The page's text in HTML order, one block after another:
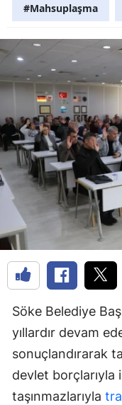
#Mahsuplaşma
Söke Belediye
yıllardır devam
sonuçlandırarak
devlet borçlarıyla
taşınmazlarıyla